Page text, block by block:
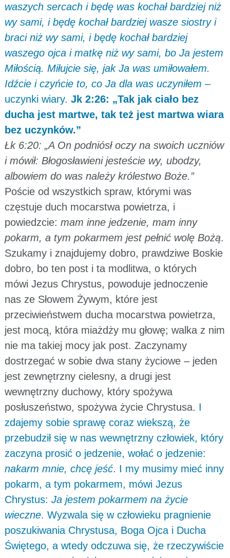
waszych sercach i będę was kochał bardziej niż
wy sami, i będę kochał bardziej wasze siostry i
braci niż wy sami, i będę kochał bardziej
waszego ojca i matkę niż wy sami, bo Ja jestem
Miłością. Miłujcie się, jak Ja was umiłowałem.
Idźcie i czyńcie to, co Ja dla was uczyniłem –
uczynki wiary. Jk 2:26: „Tak jak ciało bez
ducha jest martwe, tak też jest martwa wiara
bez uczynków.”
Łk 6:20: „A On podniósł oczy na swoich uczniów
i mówił: Błogosławieni jesteście wy, ubodzy,
albowiem do was należy królestwo Boże.”
Poście od wszystkich spraw, którymi was
częstuje duch mocarstwa powietrza, i
powiedzcie: mam inne jedzenie, mam inny
pokarm, a tym pokarmem jest pełnić wolę Bożą.
Szukamy i znajdujemy dobro, prawdziwe Boskie
dobro, bo ten post i ta modlitwa, o których
mówi Jezus Chrystus, powoduje jednoczenie
nas ze Słowem Żywym, które jest
przeciwieństwem ducha mocarstwa powietrza,
jest mocą, która miażdży mu głowę; walka z nim
nie ma takiej mocy jak post. Zaczynamy
dostrzegać w sobie dwa stany życiowe – jeden
jest zewnętrzny cielesny, a drugi jest
wewnętrzny duchowy, który spożywa
posłuszeństwo, spożywa życie Chrystusa. I
zdajemy sobie sprawę coraz wiekszą, że
przebudził się w nas wewnętrzny człowiek, który
zaczyna prosić o jedzenie, wołać o jedzenie:
nakarm mnie, chcę jeść. I my musimy mieć inny
pokarm, a tym pokarmem, mówi Jezus
Chrystus: Ja jestem pokarmem na życie
wieczne. Wyzwala się w człowieku pragnienie
poszukiwania Chrystusa, Boga Ojca i Ducha
Świętego, a wtedy odczuwa się, że rzeczywiście